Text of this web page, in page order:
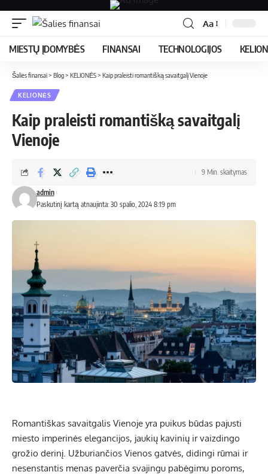
Aa
MIESTŲ ĮDOMYBĖS FINANSAI TECHNOLOGIJOS
Šalies finansai> Blog> KELIONĖS> Kaip praleisti romantišką savaitgalį Vienoje
KELIONĖS
Kaip praleisti romantišką savaitgalį
Vienoje
Paskutinį kartą atnaujinta: 30 spalio, 2024 8:19 pm
admin
9 Min. skaitymas
Romantiškas savaitgalis Vienoje yra puikus būdas pajusti
miesto imperinės elegancijos, jaukių kavinių ir vaizdingo
grožio derinį. Užburiančios Vienos gatvės, didingi rūmai ir
nesenstantis menas paverčia svajingu pabėgimu poroms,